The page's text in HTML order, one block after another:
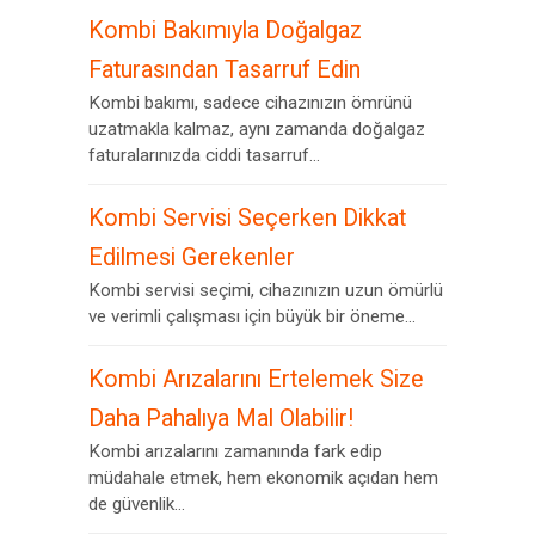
Kombi Bakımıyla Doğalgaz
Faturasından Tasarruf Edin
Kombi bakımı, sadece cihazınızın ömrünü
uzatmakla kalmaz, aynı zamanda doğalgaz
faturalarınızda ciddi tasarruf...
Kombi Servisi Seçerken Dikkat
Edilmesi Gerekenler
Kombi servisi seçimi, cihazınızın uzun ömürlü
ve verimli çalışması için büyük bir öneme...
Kombi Arızalarını Ertelemek Size
Daha Pahalıya Mal Olabilir!
Kombi arızalarını zamanında fark edip
müdahale etmek, hem ekonomik açıdan hem
de güvenlik...